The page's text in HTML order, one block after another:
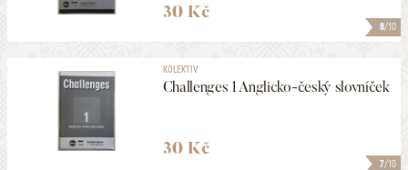
8/10
30 Kč
7/10
KOLEKTIV
Challenges 1 Anglicko-český slovníček
30 Kč